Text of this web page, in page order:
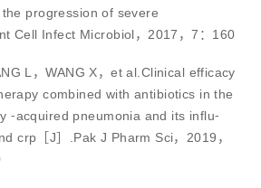
progression of severe
Cell Infect Microbiol，2017，7：160
L，WANG X，et al.Clinical efficacy
combined with antibiotics in the
⁃acquired pneumonia and its influ⁃
crp［J］.Pak J Pharm Sci，2019，